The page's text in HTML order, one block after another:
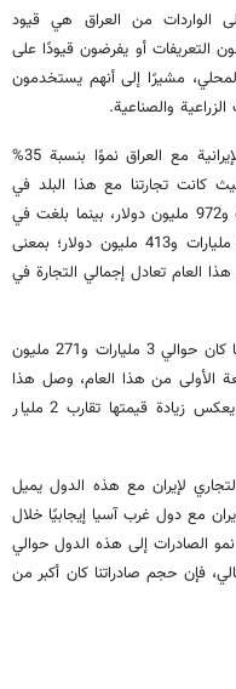
الواردات من العراق هي قيود
التعريفات أو يفرضون قيودًا على
مشيرًا إلى أنهم يستخدمون
والصناعية.
وتابع: "على الرغم من ذلك، شهدت التجارة الإيرانية مع العراق نموًا بنسبة 35%
كانت تجارتنا مع هذا البلد في
نفس الفترة من العام الماضي حوالي 6 مليارات و972 مليون دولار، بينما بلغت في
الأشهر التسعة الأولى من هذا العام حوالي 9 مليارات و413 مليون دولار؛ بمعنى
العام تعادل إجمالي التجارة في
وأضاف ربيهاوي: "حجم التجارة الإيرانية مع تركيا كان حوالي 3 مليارات و271 مليون
الأولى من هذا العام، وصل هذا
الرقم إلى 5 مليارات و203 مليون دولار، مما يعكس زيادة قيمتها تقارب 2 مليار
لإيران مع هذه الدول يميل
مع دول غرب آسيا إيجابيًا خلال
الصادرات إلى هذه الدول حوالي
الواردات حوالي 21%؛ وبالتالي، فإن حجم صادراتنا كان أكبر من